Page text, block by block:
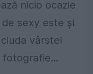
nicio ocazie
sexy este şi
vârstei